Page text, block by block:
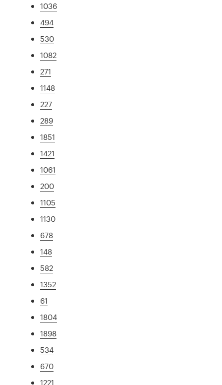
1036
494
530
1082
271
1148
227
289
1851
1421
1061
200
1105
1130
678
148
582
1352
61
1804
1898
534
670
1221